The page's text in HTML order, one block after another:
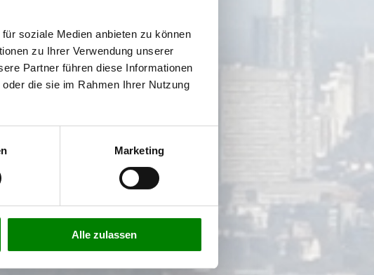
soziale Medien anbieten zu können
zu Ihrer Verwendung unserer
Partner führen diese Informationen
die sie im Rahmen Ihrer Nutzung
Marketing
Alle zulassen
von der Augsburger Puppenkiste
, der das Buch eher frei interpretiert,
kam schließlich 2013 der
Schloss Wernigerode in Sachsen-
reparieren, die seit gut zehn
14. Oktober 2013 leider nicht mehr,
außerdem 1956Der kleine
keine Spukgestalten sind,
die meisten Erinnerungen an das
Bände vomRäuber Hotzenplotz, in
gut gefallen. Ebenfalls aus Otfried